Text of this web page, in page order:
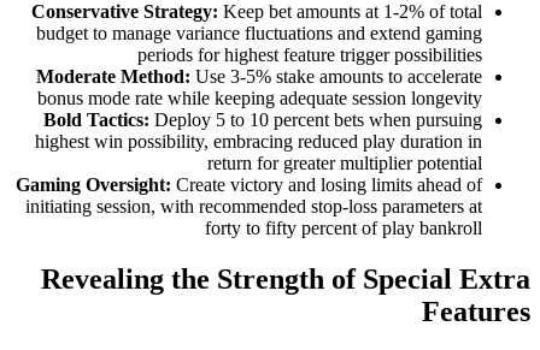
Conservative Strategy: Keep bet amounts at 1-2% of total
budget to manage variance fluctuations and extend gaming
periods for highest feature trigger possibilities
Moderate Method: Use 3-5% stake amounts to accelerate
bonus mode rate while keeping adequate session longevity
Bold Tactics: Deploy 5 to 10 percent bets when pursuing
highest win possibility, embracing reduced play duration in
return for greater multiplier potential
Gaming Oversight: Create victory and losing limits ahead of
initiating session, with recommended stop-loss parameters at
forty to fifty percent of play bankroll
Revealing the Strength of Special Extra
Features